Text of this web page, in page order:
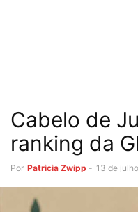
Cabelo de
ranking da
Por Patricia Zwipp - 13 de